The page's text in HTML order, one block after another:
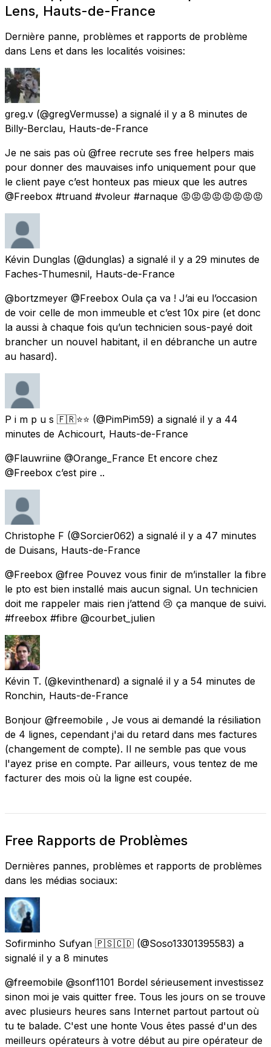
Lens, Hauts-de-France
Dernière panne, problèmes et rapports de problème
dans Lens et dans les localités voisines:
greg.v (@gregVermusse) a signalé il y a 8 minutes de
Billy-Berclau, Hauts-de-France
Je ne sais pas où @free recrute ses free helpers mais
pour donner des mauvaises info uniquement pour que
le client paye c’est honteux pas mieux que les autres
@Freebox #truand #voleur #arnaque 😡😡😡😡😡😡😡😡
Kévin Dunglas (@dunglas) a signalé il y a 29 minutes de
Faches-Thumesnil, Hauts-de-France
@bortzmeyer @Freebox Oula ça va ! J’ai eu l’occasion
de voir celle de mon immeuble et c’est 10x pire (et donc
la aussi à chaque fois qu’un technicien sous-payé doit
brancher un nouvel habitant, il en débranche un autre
au hasard).
P i m p u s 🇫🇷⭐️⭐️ (@PimPim59) a signalé il y a 44
minutes de Achicourt, Hauts-de-France
@Flauwriine @Orange_France Et encore chez
@Freebox c’est pire ..
Christophe F (@Sorcier062) a signalé il y a 47 minutes
de Duisans, Hauts-de-France
@Freebox @free Pouvez vous finir de m’installer la fibre
le pto est bien installé mais aucun signal. Un technicien
doit me rappeler mais rien j’attend 😢 ça manque de suivi.
#freebox #fibre @courbet_julien
Kévin T. (@kevinthenard) a signalé il y a 54 minutes de
Ronchin, Hauts-de-France
Bonjour @freemobile , Je vous ai demandé la résiliation
de 4 lignes, cependant j'ai du retard dans mes factures
(changement de compte). Il ne semble pas que vous
l'ayez prise en compte. Par ailleurs, vous tentez de me
facturer des mois où la ligne est coupée.
Free Rapports de Problèmes
Dernières pannes, problèmes et rapports de problèmes
dans les médias sociaux:
Sofirminho Sufyan 🇵🇸🇨🇩 (@Soso13301395583) a
signalé il y a 8 minutes
@freemobile @sonf1101 Bordel sérieusement investissez
sinon moi je vais quitter free. Tous les jours on se trouve
avec plusieurs heures sans Internet partout partout où
tu te balade. C'est une honte Vous êtes passé d'un des
meilleurs opérateurs à votre début au pire opérateur de